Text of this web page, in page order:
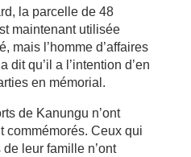
la parcelle de 48
maintenant utilisée
mais l’homme d’affaires
dit qu’il a l’intention d’en
en mémorial.
de Kanungu n’ont
commémorés. Ceux qui
leur famille n’ont